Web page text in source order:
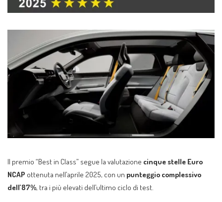
Il premio “Best in Class” segue la valutazione cinque stelle Euro
NCAP ottenuta nell’aprile 2025, con un punteggio complessivo
dell’87%, tra i più elevati dell’ultimo ciclo di test.